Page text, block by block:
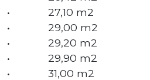
• 27,10 m2
• 29,00 m2
• 29,20 m2
• 29,90 m2
• 31,00 m2